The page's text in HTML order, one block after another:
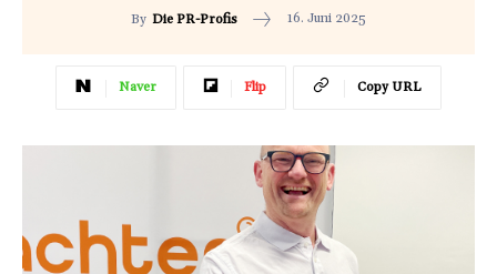
By Die PR-Profis 16. Juni 2025
Naver Flip Copy URL